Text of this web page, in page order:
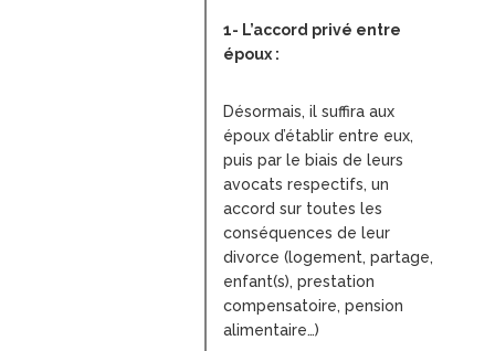
1- L’accord privé entre
époux :
Désormais, il suffira aux
époux d’établir entre eux,
puis par le biais de leurs
avocats respectifs, un
accord sur toutes les
conséquences de leur
divorce (logement, partage,
enfant(s), prestation
compensatoire, pension
alimentaire…)